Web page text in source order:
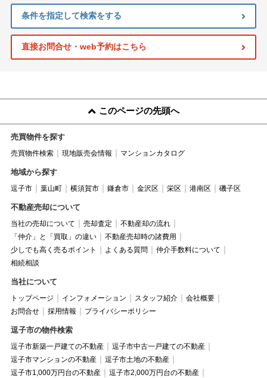
条件を指定して検索をする
直接お問合せ・web予約はこちら
このページの先頭へ
売買物件を探す
売買物件検索 現地販売会情報 マンションカタログ
地域から探す
逗子市 葉山町 横須賀市 鎌倉市 金沢区 栄区 港南区 磯子区
不動産売却について
当社の売却について 売却査定
不動産却の流れ
「仲介」と「買取」の違い
不動産売却時の諸費用
少しでも高く売るポイント
よくある質問
仲介手数料について
相続相談
当社について
トップページ インフォメーション スタッフ紹介
会社概要
お問合せ
採用情報 プライバシーポリシー
逗子市の物件検索
逗子市新築一戸建ての不動産
逗子市中古一戸建ての不動産
逗子市マンションの不動産
逗子市土地の不動産
逗子市1,000万円台の不動産
逗子市2,000万円台の不動産